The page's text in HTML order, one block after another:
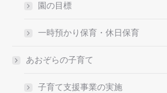
園の目標
一時預かり保育・休日保育
あおぞらの子育て
子育て支援事業の実施